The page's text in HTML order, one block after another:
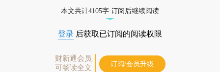
本文共计4105字 订阅后继续阅读
登录 后获取已订阅的阅读权限
财新通会员
可畅读全文
订阅/会员升级